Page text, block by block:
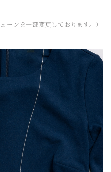
ェーンを一部変更しております。）